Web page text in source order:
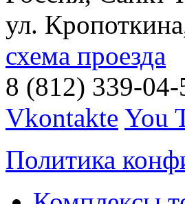
ул.
схема проезда
8 (812) 339-04-
Vkontakte You
Политика